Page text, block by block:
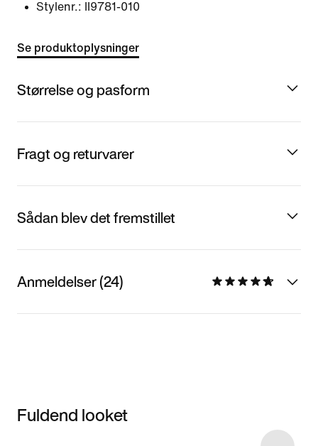
Stylenr.:
II9781-010
Se produktoplysninger
Størrelse og pasform
Fragt og returvarer
Sådan blev det fremstillet
Anmeldelser (24)
Fuldend looket